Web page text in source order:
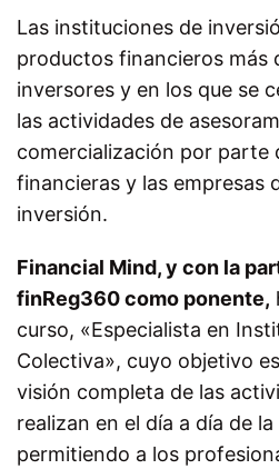
Las instituciones de
productos financieros más
inversores y en los que se
las actividades de
comercialización por parte
financieras y las empresas
inversión.
Financial Mind, y con la
finReg360 como ponente,
curso, «Especialista en
Colectiva», cuyo objetivo
visión completa de las
realizan en el día a día de
permitiendo a los